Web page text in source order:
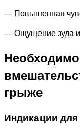
— Повышенная
— Ощущение зуда
грыже
Индикации